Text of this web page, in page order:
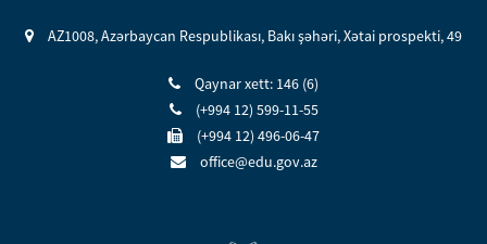
AZ1008, Azərbaycan Respublikası, Bakı şəhəri, Xətai prospekti, 49
Qaynar xett: 146 (6)
(+994 12) 599-11-55
(+994 12) 496-06-47
office@edu.gov.az